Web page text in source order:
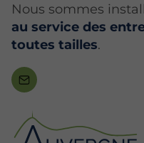
Nous sommes
au service des
toutes tailles.